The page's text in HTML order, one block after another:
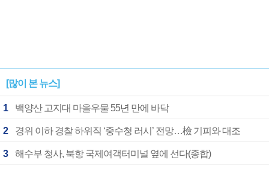
[많이 본 뉴스]
1 백양산 고지대 마을우물 55년 만에 바닥
2 경위 이하 경찰 하위직 ‘중수청 러시’ 전망…檢 기피와 대조
3 해수부 청사, 북항 국제여객터미널 옆에 선다(종합)